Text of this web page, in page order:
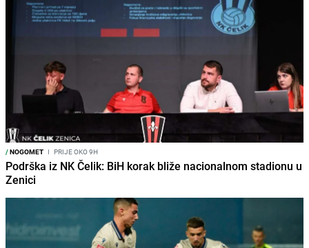
/NOGOMET I PRIJE OKO 9H
Podrška iz NK Čelik: BiH korak bliže nacionalnom stadionu u
Zenici